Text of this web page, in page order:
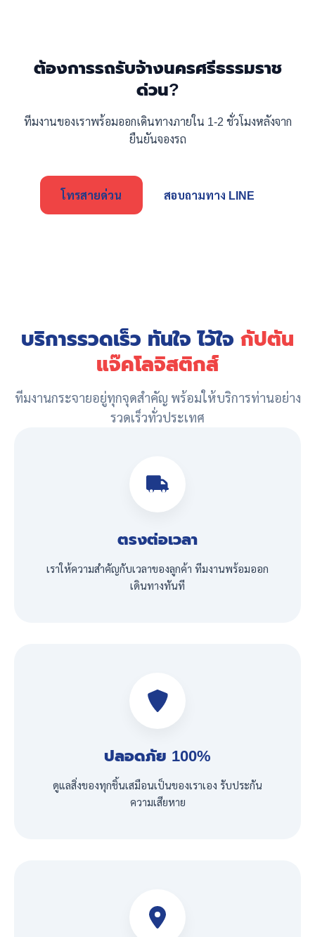
ต้องการรถรับจ้างนครศรีธรรมราช
ด่วน?
ทีมงานของเราพร้อมออกเดินทางภายใน 1-2 ชั่วโมงหลังจาก
ยืนยันจองรถ
โทรสายด่วน สอบถามทาง LINE
บริการรวดเร็ว ทันใจ ไว้ใจ กัปตัน
แจ๊คโลจิสติกส์
ทีมงานกระจายอยู่ทุกจุดสำคัญ พร้อมให้บริการท่านอย่าง
รวดเร็วทั่วประเทศ
ตรงต่อเวลา
เราให้ความสำคัญกับเวลาของลูกค้า ทีมงานพร้อมออก
เดินทางทันที
ปลอดภัย 100%
ดูแลสิ่งของทุกชิ้นเสมือนเป็นของเราเอง รับประกัน
ความเสียหาย